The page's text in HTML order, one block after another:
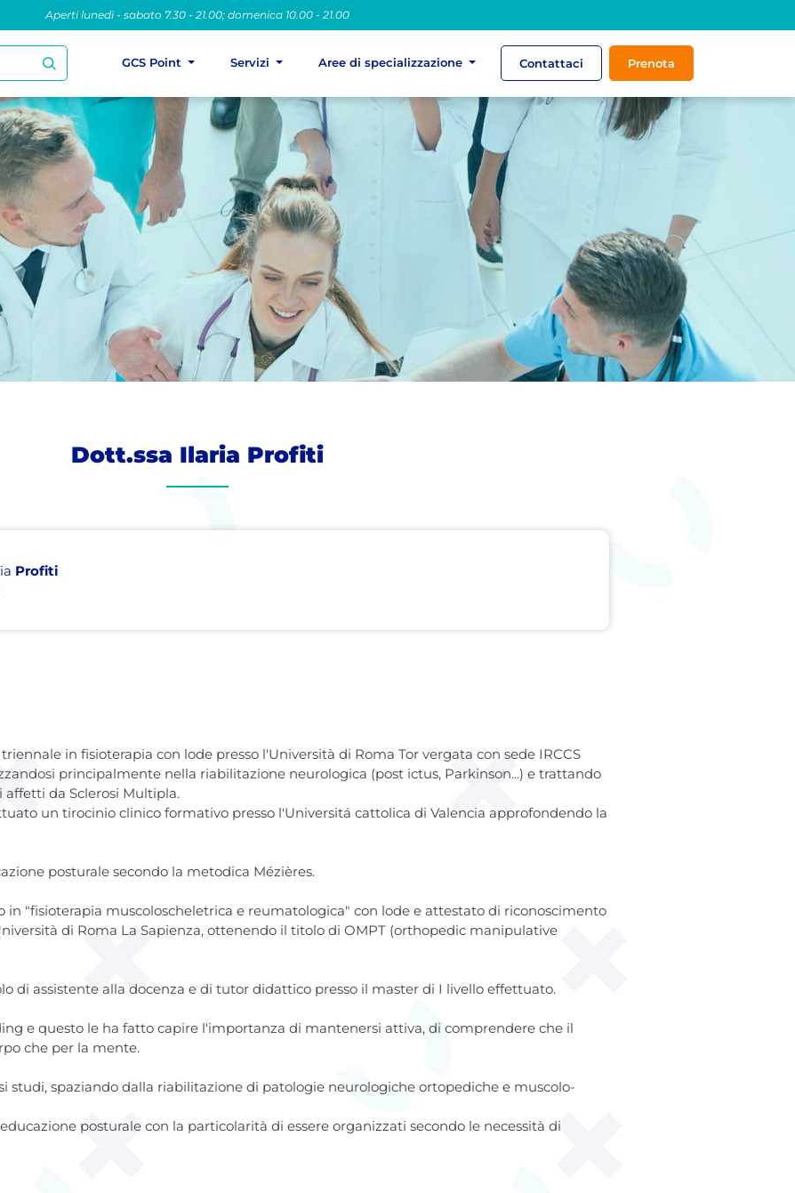
Aperti lunedì - sabato 7.30 - 21.00; domenica 10.00 - 21.00
GCS Point Servizi Aree di specializzazione Contattaci Prenota
Dott.ssa Ilaria Profiti
Profiti
in fisioterapia con lode presso l'Università di Roma Tor vergata con sede IRCCS
principalmente nella riabilitazione neurologica (post ictus, Parkinson...) e trattando
da Sclerosi Multipla.
un tirocinio clinico formativo presso l'Universitá cattolica di Valencia approfondendo la
posturale secondo la metodica Mézières.
in "fisioterapia muscoloscheletrica e reumatologica" con lode e attestato di riconoscimento
di Roma La Sapienza, ottenendo il titolo di OMPT (orthopedic manipulative
di assistente alla docenza e di tutor didattico presso il master di I livello effettuato.
e questo le ha fatto capire l'importanza di mantenersi attiva, di comprendere che il
che per la mente.
studi, spaziando dalla riabilitazione di patologie neurologiche ortopediche e muscolo-
posturale con la particolarità di essere organizzati secondo le necessità di